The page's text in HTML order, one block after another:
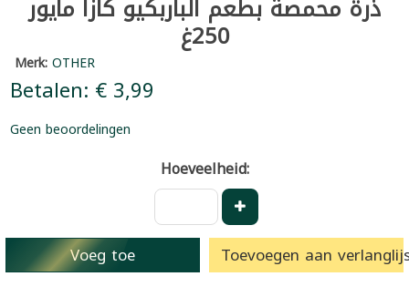
ذرة محمصة بطعم الباربكيو كازا مايور
250غ
Merk:OTHER
Betalen: € 3,99
Geen beoordelingen
Hoeveelheid:
Voeg toe Toevoegen aan